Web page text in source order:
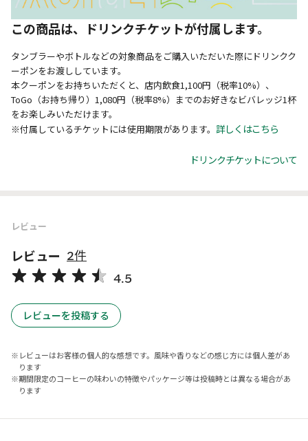
この商品は、ドリンクチケットが付属します。
タンブラーやボトルなどの対象商品をご購入いただいた際にドリンクク
ーポンをお渡ししています。
本クーポンをお持ちいただくと、店内飲食1,100円（税率10%）、
ToGo（お持ち帰り）1,080円（税率8%）までのお好きなビバレッジ1杯
をお楽しみいただけます。
※付属しているチケットには使用期限があります。 詳しくはこちら
ドリンクチケットについて
レビュー
レビュー 2件
4.5
レビューを投稿する
レビューはお客様の個人的な感想です。風味や香りなどの感じ方には個人差があ
ります
期間限定のコーヒーの味わいの特徴やパッケージ等は投稿時とは異なる場合があ
ります